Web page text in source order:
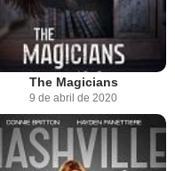
The Magicians
9 de abril de 2020